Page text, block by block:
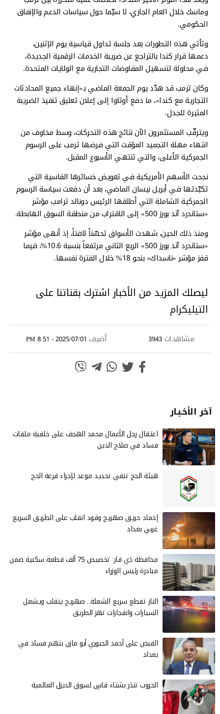
وماسك خلال العام الجاري، لا سيّما حول سياسات الدعم والإنفاق
الحكومي.
وتأتي هذه التطورات بعد جلسة تداول قياسية يوم الإثنين،
دعمها قرار كندا بالتراجع عن ضريبة الخدمات الرقمية الجديدة،
في محاولة لتسهيل المفاوضات التجارية مع الولايات المتحدة.
وكان ترمب قد هدّد يوم الجمعة الماضي بـ«إنهاء جميع المحادثات
التجارية مع كندا»، ما دفع أوتاوا إلى إعلان تعليق تنفيذ الضريبة
المثيرة للجدل.
ويترقّب المستثمرون الآن نتائج هذه التحركات، وسط مخاوف من
انتهاء مهلة التجميد المؤقت التي فرضها ترمب على الرسوم
الجمركية الأعلى، والتي تنتهي الأسبوع المقبل.
نجحت الأسهم الأمريكية في تعويض خسائرها القاسية التي
تكبّدتها في أبريل نيسان الماضي، بعد أن دفعت سياسة الرسوم
الجمركية الشاملة التي أطلقها الرئيس دونالد ترامب مؤشر
«ستاندرد آند بورز 500» إلى الاقتراب من منطقة السوق الهابطة.
ومنذ ذلك الحين، شهدت الأسواق تحسّناً لافتاً، إذ أنهى مؤشر
«ستاندرد آند بورز 500» الربع الثاني مرتفعاً بنسبة 10.6%، فيما
قفز مؤشر «ناسداك» بنحو 18% خلال الفترة نفسها.
ليصلك المزيد من الأخبار اشترك بقناتنا على
التيليكرام
مشاهدات 3943 أضيف 2025/07/01 - 8:51 PM
آخر الأخـبـار
‏اعتقال رجل الأعمال محمد الهجف على خلفية ملفات
فساد في صلاح الدين
هيئة الحج تنفي تحديد موعد لإجراء قرعة الحج
إخماد حريق صهريج وقود انقلب على الطريق السريع
غربي بغداد
محافظة ذي قار: تخصيص 75 ألف قطعة سكنية ضمن
مبادرة رئيس الوزراء
النار تقطع سريع الشعلة.. صهريج ينقلب ويشعل
السيارات وانفجارات تهز الطريق
القبض على أحمد الجبوري أبو مازن بتهم فساد في
بغداد
الحروب تنذر بشتاء قاسٍ لسوق الديزل العالمية